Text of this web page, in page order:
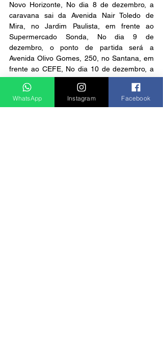
Novo Horizonte, No dia 8 de dezembro, a
caravana sai da Avenida Nair Toledo de
Mira, no Jardim Paulista, em frente ao
Supermercado Sonda, No dia 9 de
dezembro, o ponto de partida será a
Avenida Olivo Gomes, 250, no Santana, em
frente ao CEFE, No dia 10 de dezembro, a
saída será do Poliesportivo São Judas
Tadeu, No dia 11 de dezembro, a caravana
volta a sair da Praça Afonso Pena, no
WhatsApp Instagram Facebook